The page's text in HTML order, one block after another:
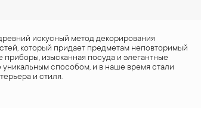
искусный метод декорирования
который придает предметам неповторимый
изысканная посуда и элегантные
способом, и в наше время стали
и стиля.